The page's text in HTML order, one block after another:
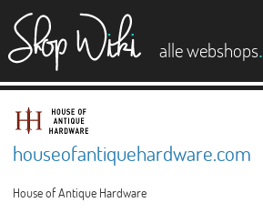
alle webshops.
houseofantiquehardware.com
House of Antique Hardware